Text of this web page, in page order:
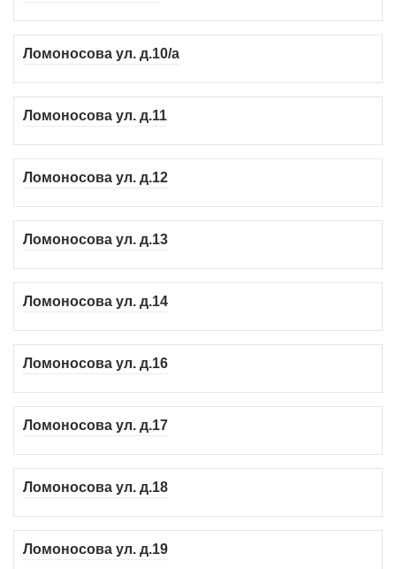
Ломоносова ул. д.10/а
Ломоносова ул. д.11
Ломоносова ул. д.12
Ломоносова ул. д.13
Ломоносова ул. д.14
Ломоносова ул. д.16
Ломоносова ул. д.17
Ломоносова ул. д.18
Ломоносова ул. д.19